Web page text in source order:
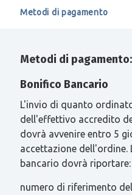
Metodi di pagamento
Metodi di pagamento:
Bonifico Bancario
L'invio di quanto
dell'effettivo accredito
dovrà avvenire entro 5
accettazione dell'ordine.
bancario dovrà riportare:
numero di riferimento